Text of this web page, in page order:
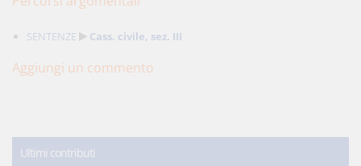
SENTENZE Cass. civile, sez. III
Aggiungi un commento
Ultimi contributi